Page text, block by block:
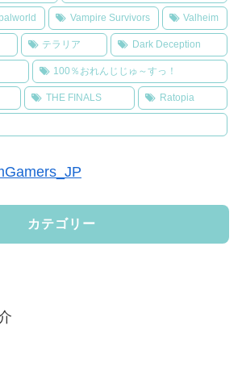
Vampire Survivors Valheim
テラリア Dark Deception
100％おれんじじゅ～すっ！
THE FINALS Ratopia
カテゴリー